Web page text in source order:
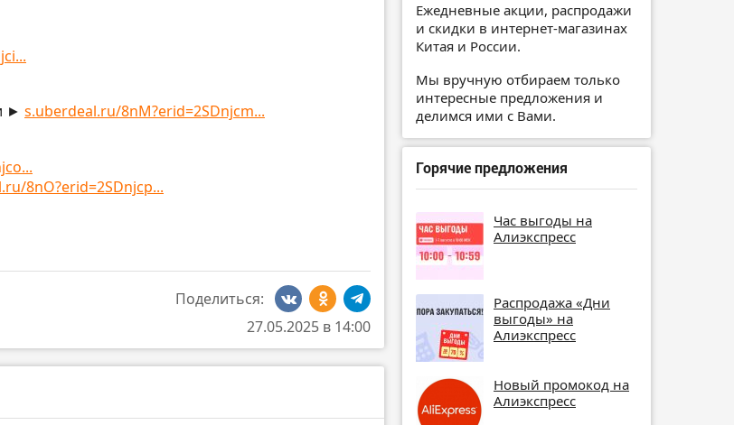
► s.uberdeal.ru/8nM?erid=2SDnjcm...
8nO?erid=2SDnjcp...
Поделиться:
27.05.2025 в 14:00
Ежедневные акции, распродажи
и скидки в интернет-магазинах
Китая и России.
Мы вручную отбираем только
интересные предложения и
делимся ими с Вами.
Горячие предложения
Час выгоды на
Алиэкспресс
Распродажа «Дни
выгоды» на
Алиэкспресс
Новый промокод на
Алиэкспресс